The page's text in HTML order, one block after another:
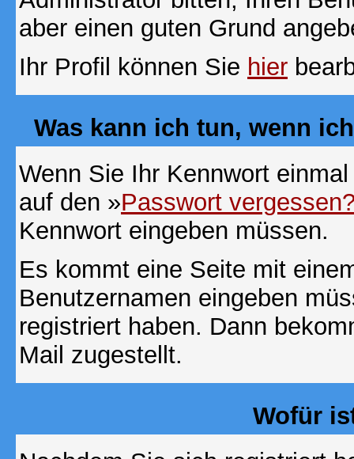
aber einen guten Grund
Ihr Profil können Sie hier
Was kann ich tun, wenn
Wenn Sie Ihr Kennwort
auf den »Passwort
Kennwort eingeben müssen.
Es kommt eine Seite mit
Benutzernamen eingeben
registriert haben. Dann
Mail zugestellt.
Wofür